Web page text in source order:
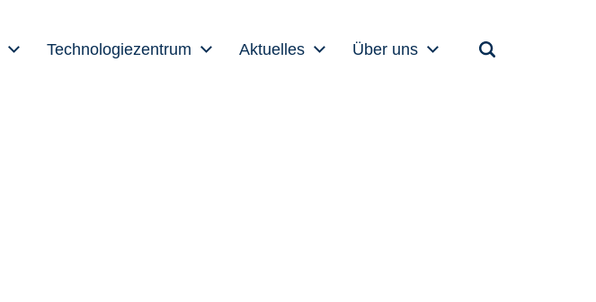
Technologiezentrum Aktuelles Über uns